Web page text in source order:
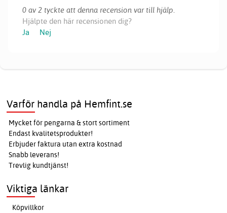
0 av 2 tyckte att denna recension var till hjälp.
Hjälpte den här recensionen dig?
Ja
Nej
Varför handla på Hemfint.se
Mycket för pengarna & stort sortiment
Endast kvalitetsprodukter!
Erbjuder faktura utan extra kostnad
Snabb leverans!
Trevlig kundtjänst!
Viktiga länkar
Köpvillkor